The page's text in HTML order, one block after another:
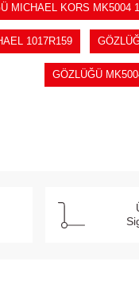
MICHAEL KORS MK5004
1017R159
GÖZLÜĞÜ